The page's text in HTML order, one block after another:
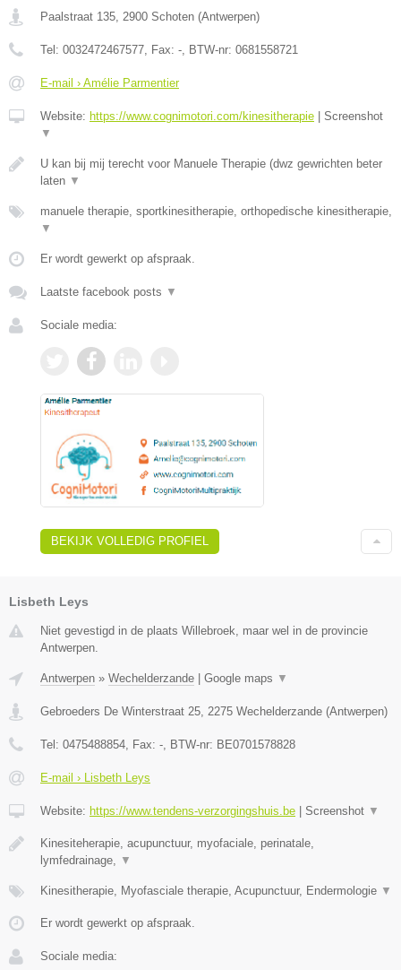
Paalstraat 135, 2900 Schoten (Antwerpen)
Tel: 0032472467577, Fax: -, BTW-nr: 0681558721
E-mail › Amélie Parmentier
Website: https://www.cognimotori.com/kinesitherapie
Screenshot
▼
U kan bij mij terecht voor Manuele Therapie (dwz gewrichten beter
laten ▼
manuele therapie, sportkinesitherapie, orthopedische kinesitherapie,
▼
Er wordt gewerkt op afspraak.
Laatste facebook posts ▼
Sociale media:
BEKIJK VOLLEDIG PROFIEL
Lisbeth Leys
Niet gevestigd in de plaats Willebroek, maar wel in de provincie
Antwerpen.
Antwerpen » Wechelderzande Google maps ▼
Gebroeders De Winterstraat 25 2275 Wechelderzande (Antwerpen)
Tel: 0475488854 , Fax: - , BTW-nr: BE0701578828
E-mail › Lisbeth Leys
Website: https://www.tendens-verzorgingshuis.be Screenshot ▼
Kinesiteherapie, acupunctuur, myofaciale, perinatale,
lymfedrainage,
▼
Kinesitherapie, Myofasciale therapie, Acupunctuur, Endermologie ▼
Er wordt gewerkt op afspraak.
Sociale media: